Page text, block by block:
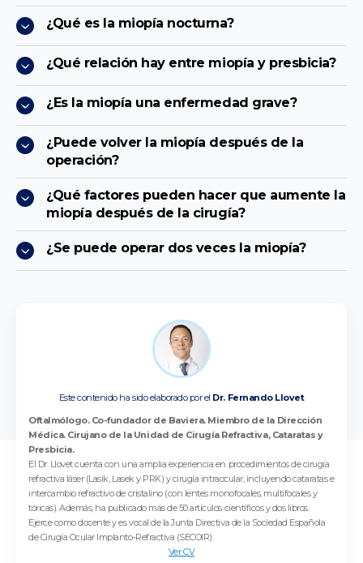
¿Qué es la miopía nocturna?
¿Qué relación hay entre miopía y presbicia?
¿Es la miopía una enfermedad grave?
¿Puede volver la miopía después de la
operación?
¿Qué factores pueden hacer que aumente la
miopía después de la cirugía?
¿Se puede operar dos veces la miopía?
Este contenido ha sido elaborado por el Dr. Fernando Llovet
Oftalmólogo. Co-fundador de Baviera. Miembro de la Dirección
Médica. Cirujano de la Unidad de Cirugía Refractiva, Cataratas y
Presbicia.
El Dr. Llovet cuenta con una amplia experiencia en procedimientos de cirugía
refractiva láser (Lasik, Lasek y PRK) y cirugía intraocular, incluyendo cataratas e
intercambio refractivo de cristalino (con lentes monofocales, multifocales y
tóricas). Además, ha publicado más de 50 artículos científicos y dos libros.
Ejerce como docente y es vocal de la Junta Directiva de la Sociedad Española
de Cirugía Ocular Implanto-Refractiva (SECOIR).
Ver CV